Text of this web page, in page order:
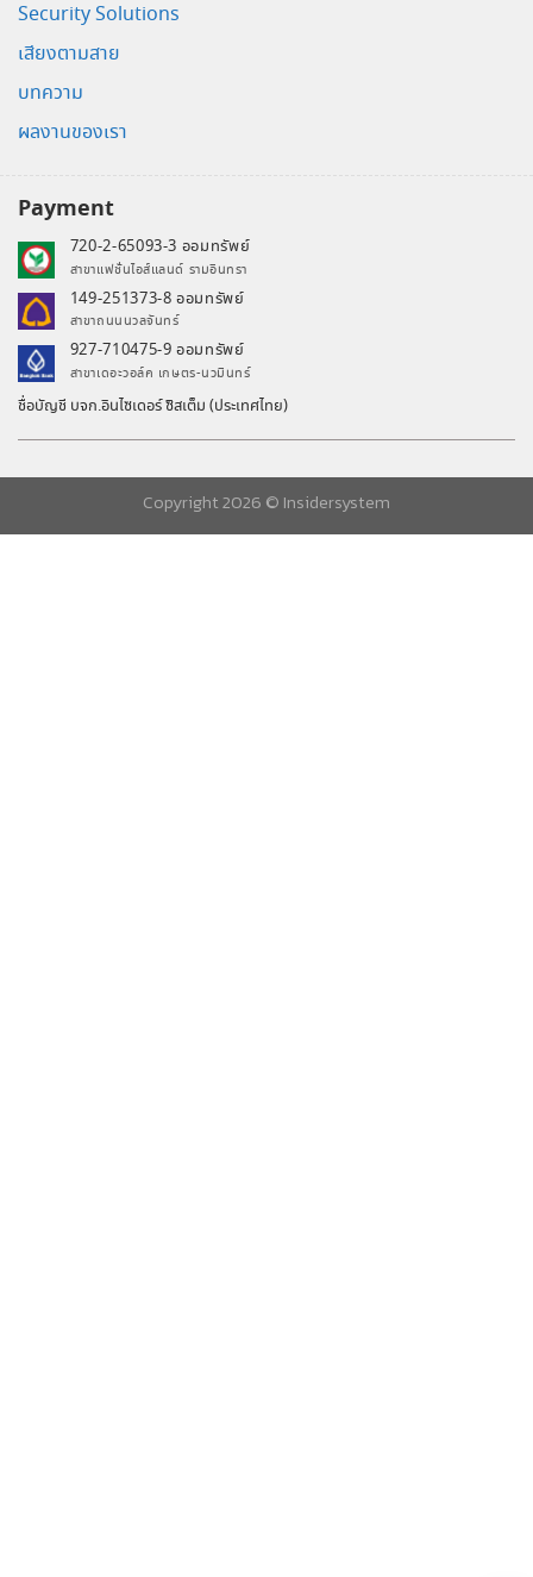
Security Solutions
เสียงตามสาย
บทความ
ผลงานของเรา
Payment
720-2-65093-3 ออมทรัพย์
สาขาแฟชั่นไอส์แลนด์ รามอินทรา
149-251373-8 ออมทรัพย์
สาขาถนนนวลจันทร์
927-710475-9 ออมทรัพย์
สาขาเดอะวอล์ค เกษตร-นวมินทร์
ชื่อบัญชี บจก.อินไซเดอร์ ซิสเต็ม (ประเทศไทย)
Copyright 2026 © Insidersystem